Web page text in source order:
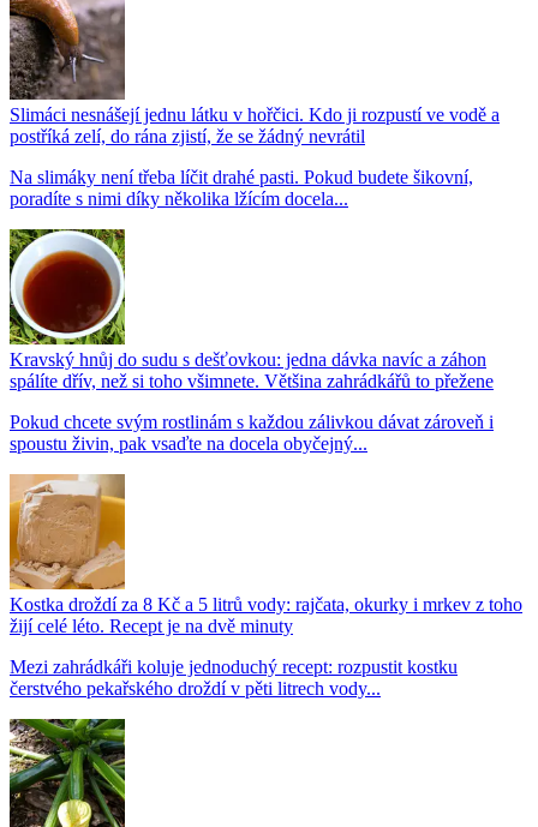
Slimáci nesnášejí jednu látku v hořčici. Kdo ji rozpustí ve vodě a
postříká zelí, do rána zjistí, že se žádný nevrátil
Na slimáky není třeba líčit drahé pasti. Pokud budete šikovní,
poradíte s nimi díky několika lžícím docela...
Kravský hnůj do sudu s dešťovkou: jedna dávka navíc a záhon
spálíte dřív, než si toho všimnete. Většina zahrádkářů to přežene
Pokud chcete svým rostlinám s každou zálivkou dávat zároveň i
spoustu živin, pak vsaďte na docela obyčejný...
Kostka droždí za 8 Kč a 5 litrů vody: rajčata, okurky i mrkev z toho
žijí celé léto. Recept je na dvě minuty
Mezi zahrádkáři koluje jednoduchý recept: rozpustit kostku
čerstvého pekařského droždí v pěti litrech vody...